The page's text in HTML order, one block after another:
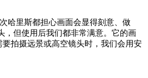
哈里斯都担心画面会显得刻意、做
，但使用后我们都非常满意。它的画
拍摄远景或高空镜头时，我们会用安